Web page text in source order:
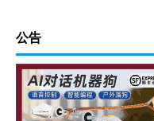
公告